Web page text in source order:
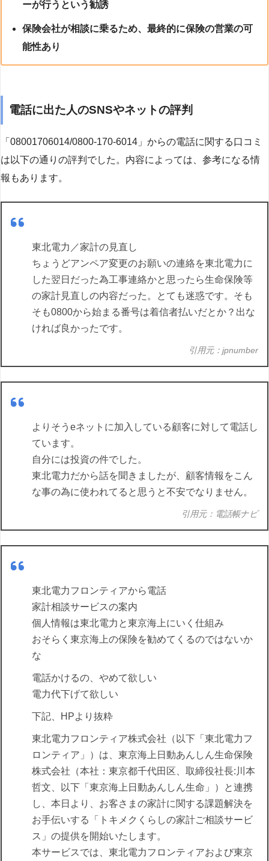
ーが行うという勧誘
保険会社が相談に乗るため、最終的に保険の営業の可
能性あり
電話に出た人のSNSやネットの評判
「08001706014/0800-170-6014」からの電話に関する口コミ
は以下の通りの評判でした。内容によっては、参考になる情
報もあります。
東北電力／家計の見直し
ちょうどアンペア変更のお願いの連絡を東北電力に
した翌日だった為工事連絡かと思ったら生命保険等
の家計見直しの内容だった。とても迷惑です。そも
そも0800から始まる番号は着信者払いだとか？出な
ければ良かったです。
引用元：jpnumber
よりそうeネットに加入している顧客に対して電話し
ています。
自分には投資の件でした。
東北電力だから話を聞きましたが、顧客情報をこん
な事の為に使われてると思うと不安でなりません。
引用元：電話帳ナビ
東北電力フロンティアから電話
家計相談サービスの案内
個人情報は東北電力と東京海上にいく仕組み
おそらく東京海上の保険を勧めてくるのではないか
な
電話かけるの、やめて欲しい
電力代下げて欲しい
下記、HPより抜粋
東北電力フロンティア株式会社（以下「東北電力フ
ロンティア」）は、東京海上日動あんしん生命保険
株式会社（本社：東京都千代田区、取締役社長:川本
哲文、以下「東京海上日動あんしん生命」）と連携
し、本日より、お客さまの家計に関する課題解決を
お手伝いする「トキメクくらしの家計ご相談サービ
ス」の提供を開始いたします。
本サービスでは、東北電力フロンティアおよび東京